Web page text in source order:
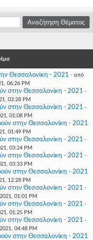
Θεσσαλονίκη - 2021 - από
06:26 PM
στην Θεσσαλονίκη - 2021 -
03:28 PM
στην Θεσσαλονίκη - 2021 -
01:08 PM
στην Θεσσαλονίκη - 2021
01:49 PM
στην Θεσσαλονίκη - 2021 -
03:24 PM
στην Θεσσαλονίκη - 2021 -
03:33 PM
στην Θεσσαλονίκη - 2021
12:28 PM
στην Θεσσαλονίκη - 2021 -
01:01 PM
στην Θεσσαλονίκη - 2021 -
01:25 PM
στην Θεσσαλονίκη - 2021 -
04:48 PM
στην Θεσσαλονίκη - 2021